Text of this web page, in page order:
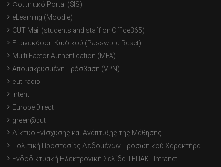
Φοιτητικό Portal (SIS)
eLearning (Moodle)
CUT Mail (students and staff on Office365)
Επανέκδοση Κωδικού (Password Reset)
Multi Factor Authentication (MFA)
Απομακρυσμένη Πρόσβαση (VPN)
cut-radio
Intent
Europe Direct
green@cut
Δίκτυο Ενίσχυσης και Ανάπτυξης της Μάθησης
Πολιτική Προστασίας Δεδομένων Προσωπικού Χαρακτήρα
Ενδοδικτυακή Ηλεκτρονική Σελίδα ΤΕΠΑΚ - Intranet